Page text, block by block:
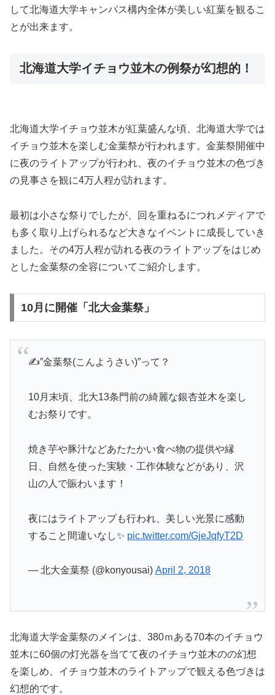
して北海道大学キャンパス構内全体が美しい紅葉を観るこ
とが出来ます。
北海道大学イチョウ並木の例祭が幻想的！
北海道大学イチョウ並木が紅葉盛んな頃、北海道大学では
イチョウ並木を楽しむ金葉祭が行われます。金葉祭開催中
に夜のライトアップが行われ、夜のイチョウ並木の色づき
の見事さを観に4万人程が訪れます。
最初は小さな祭りでしたが、回を重ねるにつれメディアで
も多く取り上げられるなど大きなイベントに成長していき
ました。その4万人程が訪れる夜のライトアップをはじめ
とした金葉祭の全容についてご紹介します。
10月に開催「北大金葉祭」
✍️”金葉祭(こんようさい)”って？
10月末頃、北大13条門前の綺麗な銀杏並木を楽し
むお祭りです。
焼き芋や豚汁などあたたかい食べ物の提供や縁
日、自然を使った実験・工作体験などがあり、沢
山の人で賑わいます！
夜にはライトアップも行われ、美しい光景に感動
すること間違いなし✨ pic.twitter.com/GjeJqfyT2D
— 北大金葉祭 (@konyousai) April 2, 2018
北海道大学金葉祭のメインは、380ｍある70本のイチョウ
並木に60個の灯光器を当てて夜のイチョウ並木のの幻想
を楽しめ、イチョウ並木のライトアップで観える色づきは
幻想的です。